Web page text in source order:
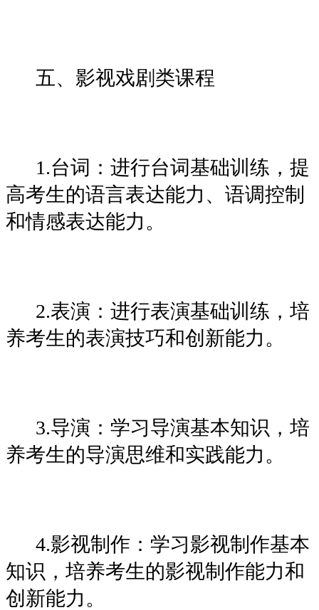
五、影视戏剧类课程
1.台词：进行台词基础训练，提
高考生的语言表达能力、语调控制
和情感表达能力。
2.表演：进行表演基础训练，培
养考生的表演技巧和创新能力。
3.导演：学习导演基本知识，培
养考生的导演思维和实践能力。
4.影视制作：学习影视制作基本
知识，培养考生的影视制作能力和
创新能力。